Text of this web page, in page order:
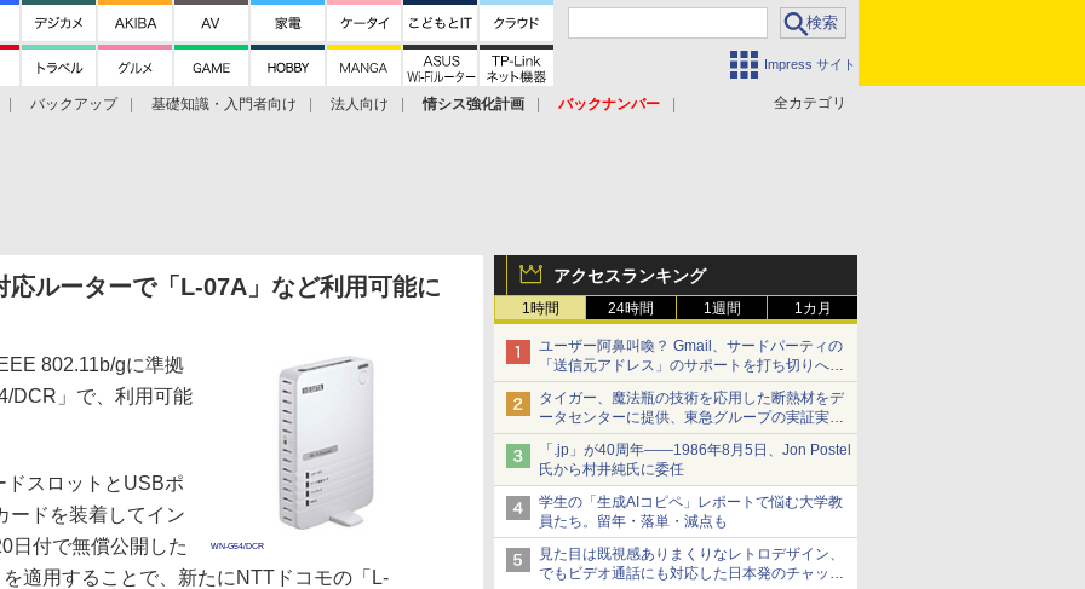
Impress サイト
全カテゴリ
バックアップ 基礎知識・入門者向け 法人向け 情シス強化計画
バックナンバー
アクセスランキング
1時間 24時間 1週間 1カ月
ユーザー阿鼻叫喚？ Gmail、サードパーティの
「送信元アドレス」のサポートを打ち切りへ
【やじうまWatch】
タイガー、魔法瓶の技術を応用した断熱材をデ
ータセンターに提供、東急グループの実証実験
で 「ステンレス密封真空断熱パネル TIVIP」
「.jp」が40周年――1986年8月5日、Jon Postel
氏から村井純氏に委任
学生の「生成AIコピペ」レポートで悩む大学教
員たち。留年・落単・減点も
見た目は既視感ありまくりなレトロデザイン、
でもビデオ通話にも対応した日本発のチャット
応ルーターで「L-07A」など利用可能に
WN-G54/DCR
802.11b/gに準拠
DCR」で、利用可能
スロットとUSBポ
ードを装着してイン
日付で無償公開した
適用することで、新たにNTTドコモの「L-